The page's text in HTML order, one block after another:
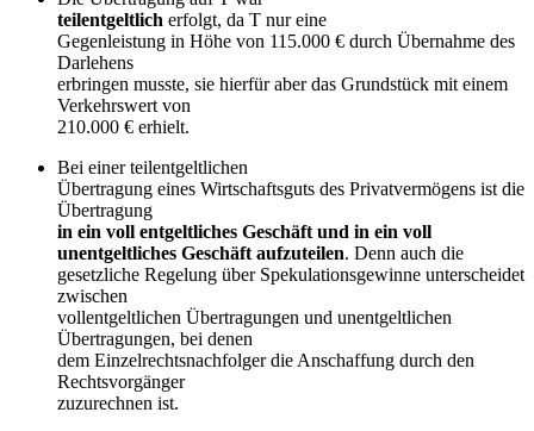
teilentgeltlich erfolgt, da T nur eine
Gegenleistung in Höhe von 115.000 € durch Übernahme des
Darlehens
erbringen musste, sie hierfür aber das Grundstück mit einem
Verkehrswert von
210.000 € erhielt.
Bei einer teilentgeltlichen
Übertragung eines Wirtschaftsguts des Privatvermögens ist die
Übertragung
in ein voll entgeltliches Geschäft und in ein voll
unentgeltliches Geschäft aufzuteilen. Denn auch die
gesetzliche Regelung über Spekulationsgewinne unterscheidet
zwischen
vollentgeltlichen Übertragungen und unentgeltlichen
Übertragungen, bei denen
dem Einzelrechtsnachfolger die Anschaffung durch den
Rechtsvorgänger
zuzurechnen ist.